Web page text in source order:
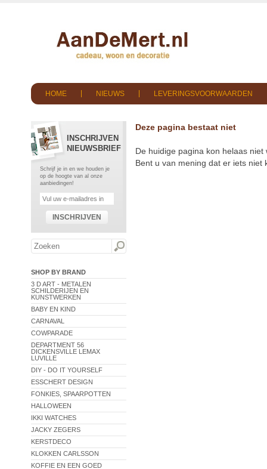
HOME NIEUWS LEVERINGSVOORWAARDEN
INSCHRIJVEN
NIEUWSBRIEF
Schrijf je in en we houden je
op de hoogte van al onze
aanbiedingen!
INSCHRIJVEN
SHOP BY BRAND
3 D ART - METALEN
SCHILDERIJEN EN
KUNSTWERKEN
BABY EN KIND
CARNAVAL
COWPARADE
DEPARTMENT 56
DICKENSVILLE LEMAX
LUVILLE
DIY - DO IT YOURSELF
ESSCHERT DESIGN
FONKIES, SPAARPOTTEN
HALLOWEEN
IKKI WATCHES
JACKY ZEGERS
KERSTDECO
KLOKKEN CARLSSON
KOFFIE EN EEN GOED
Deze pagina bestaat niet
De huidige pagina kon helaas
Bent u van mening dat er iets